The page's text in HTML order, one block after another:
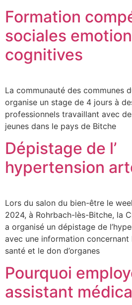
Formation
sociales
cognitives
La communauté des communes
organise un stage de 4 jours à
professionnels travaillant avec
jeunes dans le pays de Bitche
Dépistage de l’
hypertension
Lors du salon du bien-être le
2024, à Rohrbach-lès-Bitche, la
a organisé un dépistage de
avec une information
santé et le don d’organes
Pourquoi
assistant